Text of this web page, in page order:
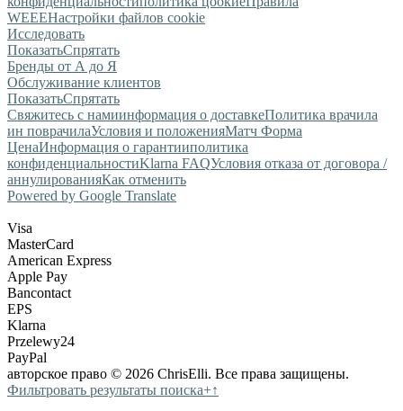
WEEEНастройки файлов cookie
Исследовать
ПоказатьСпрятать
Бренды от А до Я
Обслуживание клиентов
ПоказатьСпрятать
Свяжитесь с намиинформация о доставкеПолитика врачила
ин поврачилаУсловия и положенияМатч Форма
ЦенаИнформация о гарантииполитика
конфиденциальностиKlarna FAQУсловия отказа от договора /
аннулированияКак отменить
Powered by Google Translate
Visa
MasterCard
American Express
Apple Pay
Bancontact
EPS
Klarna
Przelewy24
PayPal
авторское право © 2026 ChrisElli. Все права защищены.
Фильтровать результаты поиска+↑